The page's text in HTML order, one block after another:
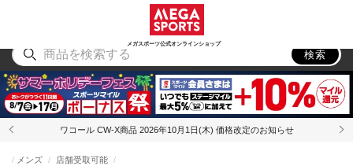
メガスポーツ公式オンラインショップ
アウトドア
検索
ワコール CW-X商品 2026年10月1日(木) 価格改定のお知らせ
メンズ 店舗受取可能